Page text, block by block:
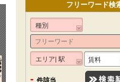
フリーワード検
種別
エリア| 駅 賃料
- 件該当